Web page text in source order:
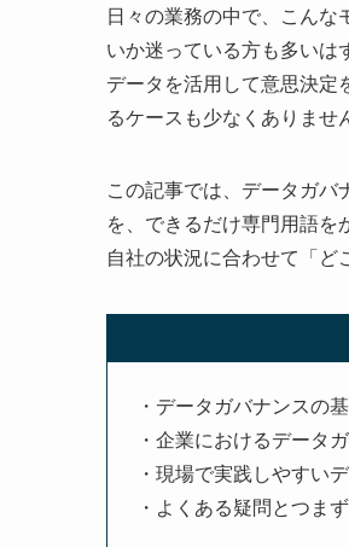
日々の業務の中で、こんな
いか迷っている方も多いは
データを活用して意思決定
るケースも少なくありませ
この記事では、データガバ
を、できるだけ専門用語を
自社の状況に合わせて「ど
・データガバナンスの
・企業におけるデータ
・現場で実践しやすい
・よくある疑問とつま